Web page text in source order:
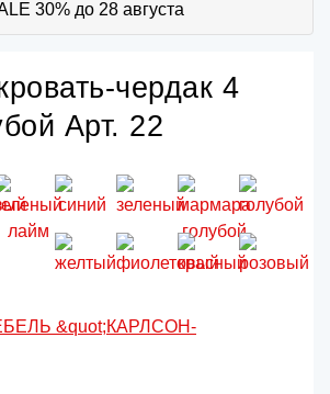
30% до 28 августа
чердак 4
Арт. 22